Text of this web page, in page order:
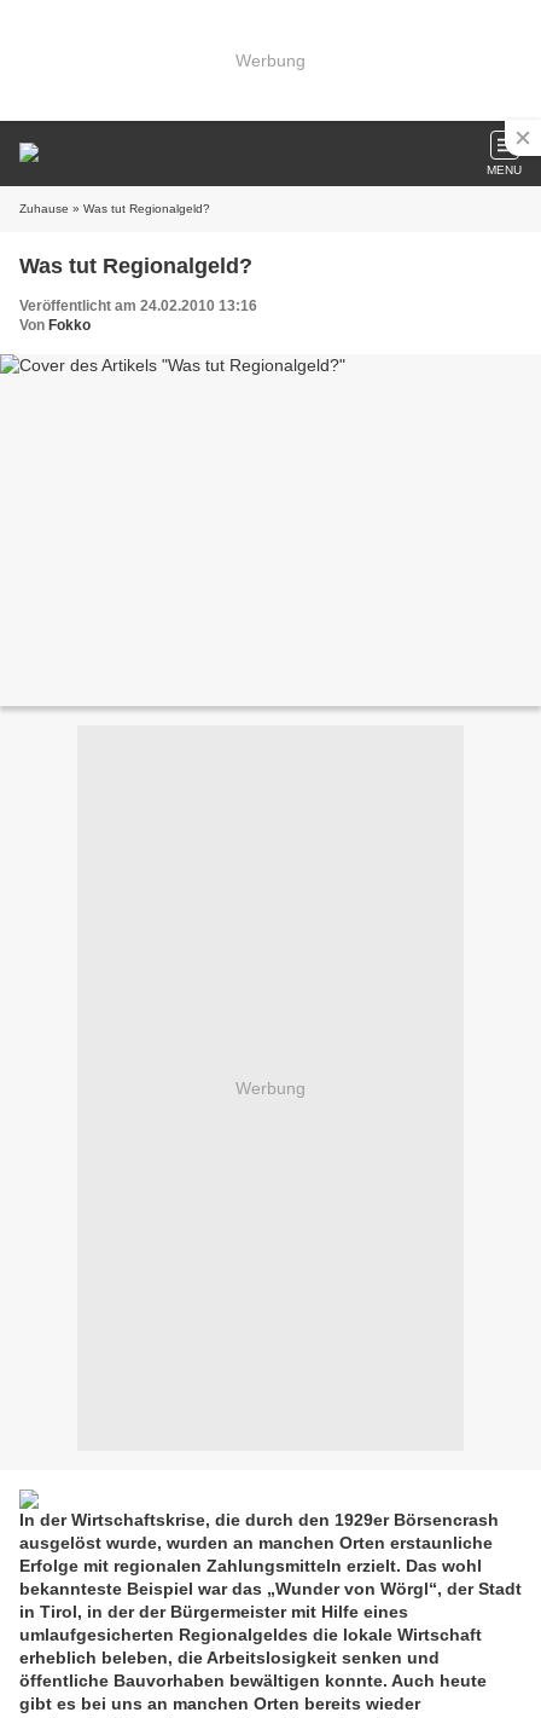
Werbung
MENU
Zuhause » Was tut Regionalgeld?
Was tut Regionalgeld?
Veröffentlicht am 24.02.2010 13:16
Von Fokko
Werbung
In der Wirtschaftskrise, die durch den 1929er Börsencrash
ausgelöst wurde, wurden an manchen Orten erstaunliche
Erfolge mit regionalen Zahlungsmitteln erzielt. Das wohl
bekannteste Beispiel war das „Wunder von Wörgl“, der Stadt
in Tirol, in der der Bürgermeister mit Hilfe eines
umlaufgesicherten Regionalgeldes die lokale Wirtschaft
erheblich beleben, die Arbeitslosigkeit senken und
öffentliche Bauvorhaben bewältigen konnte. Auch heute
gibt es bei uns an manchen Orten bereits wieder